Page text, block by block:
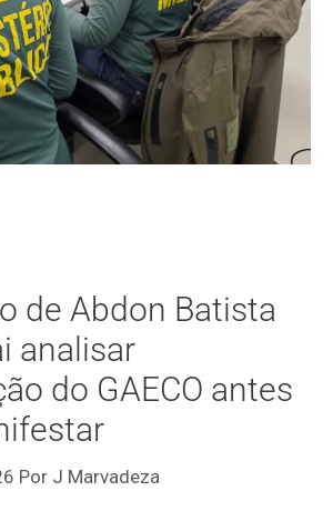
de Abdon Batista
analisar
do GAECO antes
Por J Marvadeza